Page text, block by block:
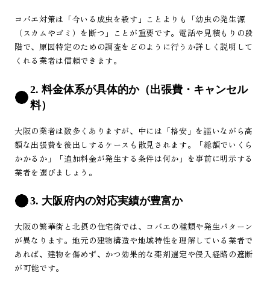
コバエ対策は「今いる成虫を殺す」ことよりも「幼虫の発生源
（スカムやゴミ）を断つ」ことが重要です。電話や見積もりの段
階で、原因特定のための調査をどのように行うか詳しく説明して
くれる業者は信頼できます。
2. 料金体系が具体的か（出張費・キャンセル
料）
大阪の業者は数多くありますが、中には「格安」を謳いながら高
額な出張費を後出しするケースも散見されます。「総額でいくら
かかるか」「追加料金が発生する条件は何か」を事前に明示する
業者を選びましょう。
3. 大阪府内の対応実績が豊富か
大阪の繁華街と北摂の住宅街では、コバエの種類や発生パターン
が異なります。地元の建物構造や地域特性を理解している業者で
あれば、建物を傷めず、かつ効果的な薬剤選定や侵入経路の遮断
が可能です。